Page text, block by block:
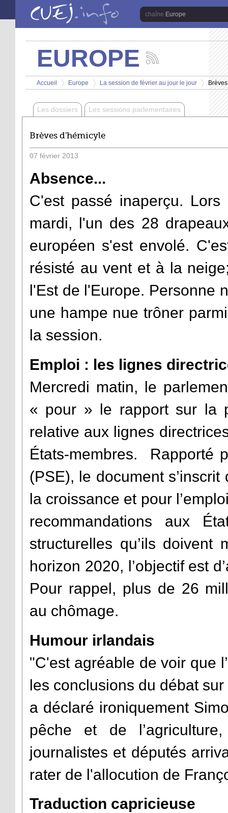
Aller au contenu principal
Europe
EUROPE
les
actualités
de
chaîne
Europe
Vous êtes ici
Accueil
>
Europe
>
La session de février au jour le jour
>
Les dossiers Les sessions parlementaires
Brèves d'hémicyle
07 février 2013
Absence...
C'est passé inaperçu.
mardi, l'un des 28
européen s'est envolé.
résisté au vent et à la
l'Est de l'Europe. Personne
une hampe nue trôner
la session.
Emploi : les lignes
Mercredi matin, le
« pour » le rapport sur la
relative aux lignes
États-membres. Rapporté
(PSE), le document
la croissance et pour
recommandations aux
structurelles qu’ils
horizon 2020, l’objectif est
Pour rappel, plus de 26
au chômage.
Humour irlandais
"C'est agréable de voir que
les conclusions du débat
a déclaré ironiquement
pêche et de
journalistes et députés
rater de l'allocution de
Traduction capricieuse